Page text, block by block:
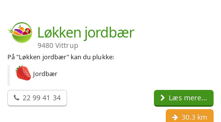
Løkken jordbær
9480 Vittrup
På "Løkken jordbær" kan du plukke:
Jordbær
22 99 41 34 Læs mere...
30.3 km